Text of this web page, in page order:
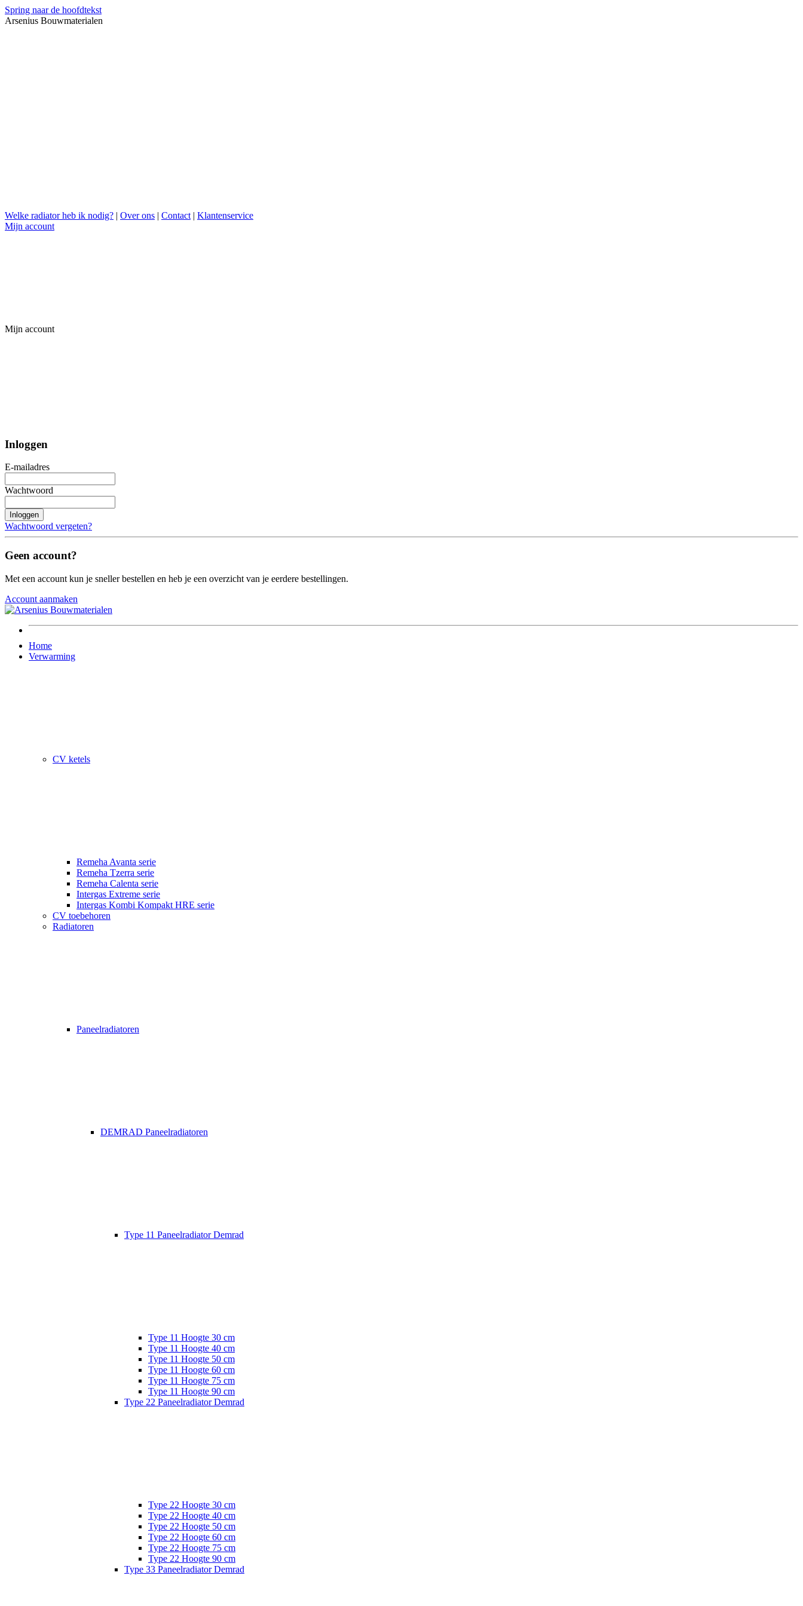
Spring naar de hoofdtekst
Arsenius Bouwmaterialen
Welke radiator heb ik nodig? | Over ons | Contact | Klantenservice
Mijn account
Mijn account
Inloggen
E-mailadres
Wachtwoord
Inloggen
Wachtwoord vergeten?
Geen account?
Met een account kun je sneller bestellen en heb je een overzicht van je eerdere bestellingen.
Account aanmaken
Home
Verwarming
CV ketels
Remeha Avanta serie
Remeha Tzerra serie
Remeha Calenta serie
Intergas Extreme serie
Intergas Kombi Kompakt HRE serie
CV toebehoren
Radiatoren
Paneelradiatoren
DEMRAD Paneelradiatoren
Type 11 Paneelradiator Demrad
Type 11 Hoogte 30 cm
Type 11 Hoogte 40 cm
Type 11 Hoogte 50 cm
Type 11 Hoogte 60 cm
Type 11 Hoogte 75 cm
Type 11 Hoogte 90 cm
Type 22 Paneelradiator Demrad
Type 22 Hoogte 30 cm
Type 22 Hoogte 40 cm
Type 22 Hoogte 50 cm
Type 22 Hoogte 60 cm
Type 22 Hoogte 75 cm
Type 22 Hoogte 90 cm
Type 33 Paneelradiator Demrad